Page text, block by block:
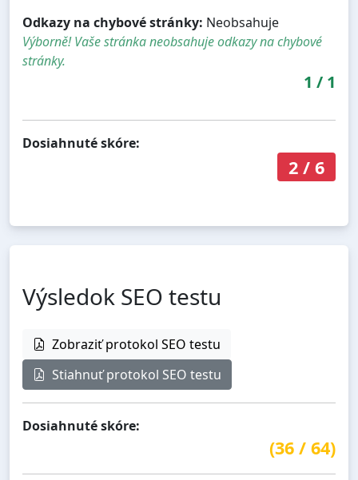
Odkazy na chybové stránky: Neobsahuje
Výborně! Vaše stránka neobsahuje odkazy na chybové
stránky.
1 / 1
Dosiahnuté skóre:
2/ 6
Výsledok SEO testu
Zobraziť protokol SEO testu
Stiahnuť protokol SEO testu
Dosiahnuté skóre:
(36 / 64)